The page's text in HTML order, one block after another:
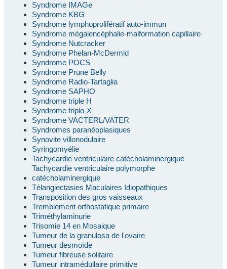
Syndrome IMAGe
Syndrome KBG
Syndrome lymphoprolifératif auto-immun
Syndrome mégalencéphalie-malformation capillaire
Syndrome Nutcracker
Syndrome Phelan-McDermid
Syndrome POCS
Syndrome Prune Belly
Syndrome Radio-Tartaglia
Syndrome SAPHO
Syndrome triple H
Syndrome triplo-X
Syndrome VACTERL/VATER
Syndromes paranéoplasiques
Synovite villonodulaire
Syringomyélie
Tachycardie ventriculaire catécholaminergique
Tachycardie ventriculaire polymorphe
catécholaminergique
Télangiectasies Maculaires Idiopathiques
Transposition des gros vaisseaux
Tremblement orthostatique primaire
Triméthylaminurie
Trisomie 14 en Mosaique
Tumeur de la granulosa de l'ovaire
Tumeur desmoïde
Tumeur fibreuse solitaire
Tumeur intramédullaire primitive